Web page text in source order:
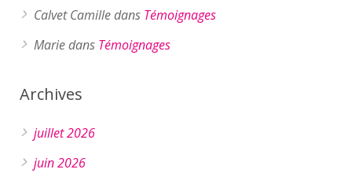
Calvet Camilledans Témoignages
Mariedans Témoignages
Archives
juillet 2026
juin 2026